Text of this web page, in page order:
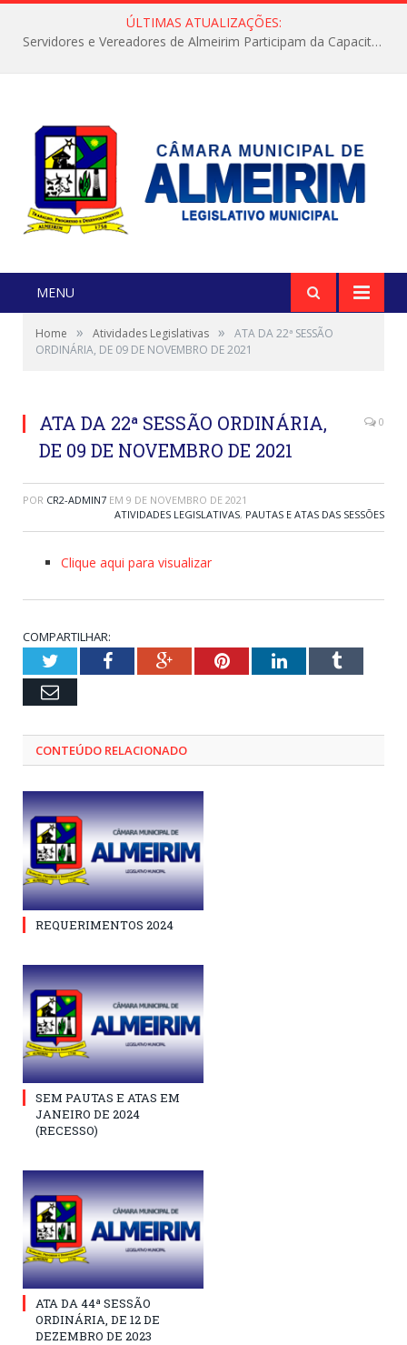
ÚLTIMAS ATUALIZAÇÕES:
Servidores e Vereadores de Almeirim Participam da Capacitação “Orientar é a Nossa Missão”
MENU
Home » Atividades Legislativas »
ATA DA 22ª SESSÃO
ORDINÁRIA, DE 09 DE NOVEMBRO DE 2021
ATA DA 22ª SESSÃO ORDINÁRIA,
DE 09 DE NOVEMBRO DE 2021
0
POR CR2-ADMIN7 EM 9 DE NOVEMBRO DE 2021
ATIVIDADES LEGISLATIVAS, PAUTAS E ATAS DAS SESSÕES
Clique aqui para visualizar
COMPARTILHAR:
TwitterFacebookGoogle+PinterestLinkedInTumblr
Email
CONTEÚDO RELACIONADO
REQUERIMENTOS 2024
SEM PAUTAS E ATAS EM
JANEIRO DE 2024
(RECESSO)
ATA DA 44ª SESSÃO
ORDINÁRIA, DE 12 DE
DEZEMBRO DE 2023